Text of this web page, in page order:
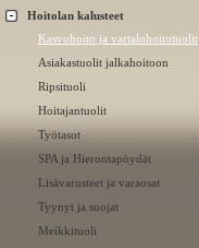
Hoitolan kalusteet
Kasvohoito ja vartalohoitotuolit
Asiakastuolit jalkahoitoon
Ripsituoli
Hoitajantuolit
Työtasot
SPA ja Hierontapöydät
Lisävarusteet ja varaosat
Tyynyt ja suojat
Meikkituoli